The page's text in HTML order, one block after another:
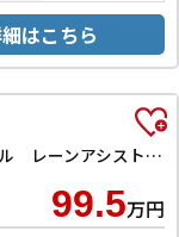
はこちら
ハイブリッドMX オートクルーズコントロール レーンアシスト 衝突被害軽減システム 両側スライド・片側電動 スマートキー アイドリングストップ 電動格納ミラー シートヒーター ウォークスルー CVT アルミホイール
99.5万円